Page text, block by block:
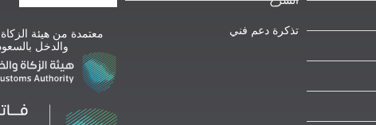
تذكرة دعم فني
معتمدة من هيئة
والدخل